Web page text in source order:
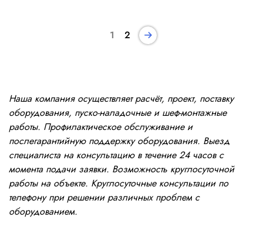
1 2
Наша компания осуществляет расчёт, проект, поставку
оборудования, пуско-наладочные и шеф-монтажные
работы. Профилактическое обслуживание и
послегарантийную поддержку оборудования. Выезд
специалиста на консультацию в течение 24 часов с
момента подачи заявки. Возможность круглосуточной
работы на объекте. Круглосуточные консультации по
телефону при решении различных проблем с
оборудованием.